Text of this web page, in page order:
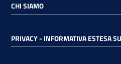
CHI SIAMO
PRIVACY - INFORMATIVA ESTESA